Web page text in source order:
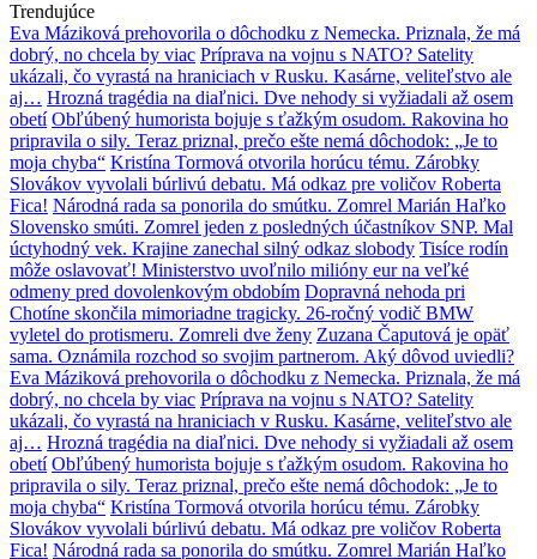
Trendujúce
Eva Máziková prehovorila o dôchodku z Nemecka. Priznala, že má
dobrý, no chcela by viac Príprava na vojnu s NATO? Satelity
ukázali, čo vyrastá na hraniciach v Rusku. Kasárne, veliteľstvo ale
aj… Hrozná tragédia na diaľnici. Dve nehody si vyžiadali až osem
obetí Obľúbený humorista bojuje s ťažkým osudom. Rakovina ho
pripravila o sily. Teraz priznal, prečo ešte nemá dôchodok: „Je to
moja chyba“ Kristína Tormová otvorila horúcu tému. Zárobky
Slovákov vyvolali búrlivú debatu. Má odkaz pre voličov Roberta
Fica! Národná rada sa ponorila do smútku. Zomrel Marián Haľko
Slovensko smúti. Zomrel jeden z posledných účastníkov SNP. Mal
úctyhodný vek. Krajine zanechal silný odkaz slobody Tisíce rodín
môže oslavovať! Ministerstvo uvoľnilo milióny eur na veľké
odmeny pred dovolenkovým obdobím Dopravná nehoda pri
Chotíne skončila mimoriadne tragicky. 26-ročný vodič BMW
vyletel do protismeru. Zomreli dve ženy Zuzana Čaputová je opäť
sama. Oznámila rozchod so svojim partnerom. Aký dôvod uviedli?
Eva Máziková prehovorila o dôchodku z Nemecka. Priznala, že má
dobrý, no chcela by viac Príprava na vojnu s NATO? Satelity
ukázali, čo vyrastá na hraniciach v Rusku. Kasárne, veliteľstvo ale
aj… Hrozná tragédia na diaľnici. Dve nehody si vyžiadali až osem
obetí Obľúbený humorista bojuje s ťažkým osudom. Rakovina ho
pripravila o sily. Teraz priznal, prečo ešte nemá dôchodok: „Je to
moja chyba“ Kristína Tormová otvorila horúcu tému. Zárobky
Slovákov vyvolali búrlivú debatu. Má odkaz pre voličov Roberta
Fica! Národná rada sa ponorila do smútku. Zomrel Marián Haľko